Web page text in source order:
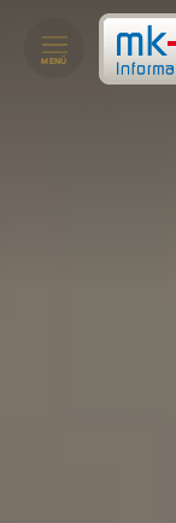
MENÜ